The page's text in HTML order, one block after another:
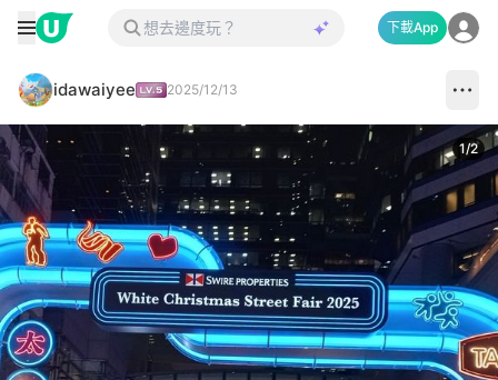
下載App
idawaiyee 2025/12/13
1/2